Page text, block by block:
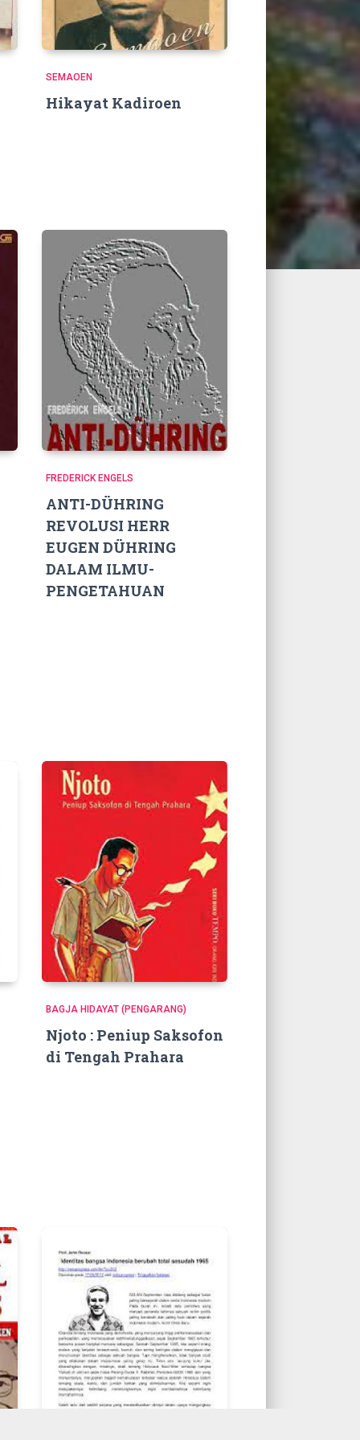
SEMAOEN
Hikayat Kadiroen
FREDERICK ENGELS
ANTI-DÜHRING
REVOLUSI HERR
EUGEN DÜHRING
DALAM ILMU-
PENGETAHUAN
BAGJA HIDAYAT (PENGARANG)
Njoto : Peniup Saksofon
di Tengah Prahara